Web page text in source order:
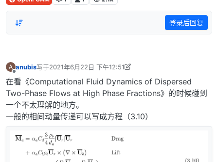
登录后回复
A
离线
anubis写于2021年6月22日 下午12:51
最后由 anubis 编辑 2021年6月22日 下午8:54
在看《Computational Fluid Dynamics of Dispersed
Two-Phase Flows at High Phase Fractions》的时候碰到
一个不太理解的地方。
一般的相间动量传递可以写成方程（3.10）